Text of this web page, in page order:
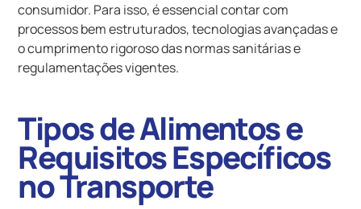
consumidor. Para isso, é essencial contar com
processos bem estruturados, tecnologias avançadas e
o cumprimento rigoroso das normas sanitárias e
regulamentações vigentes.
Tipos de Alimentos e
Requisitos Específicos
no Transporte